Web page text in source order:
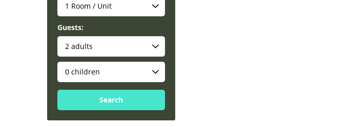
Guests:
Search